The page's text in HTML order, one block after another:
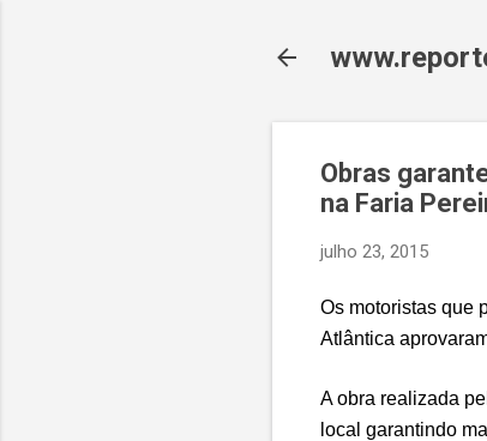
Obras
na Faria
julho 23, 2015
Os motoristas que
Atlântica
A obra realizada
local garantindo